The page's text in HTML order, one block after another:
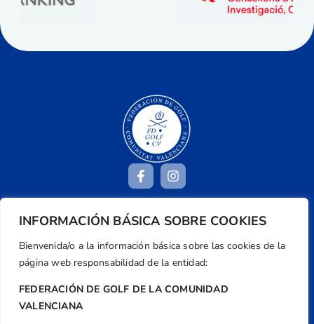
INFORMACIÓN BÁSICA SOBRE COOKIES
Bienvenida/o a la información básica sobre las cookies de la
página web responsabilidad de la entidad:
FEDERACIÓN DE GOLF DE LA COMUNIDAD
VALENCIANA
Dirección
Centre de L´Esport, Carrer d'Isaac Peral i
Caballero, Nº 5, Despachos 2 y 3, 46980,
Valencia